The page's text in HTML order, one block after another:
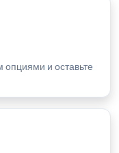
и оставьте